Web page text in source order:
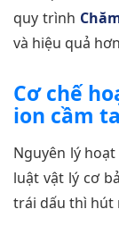
quy trình
và hiệu quả
Cơ chế
ion cầm
Nguyên lý
luật vật lý cơ
trái dấu thì hút